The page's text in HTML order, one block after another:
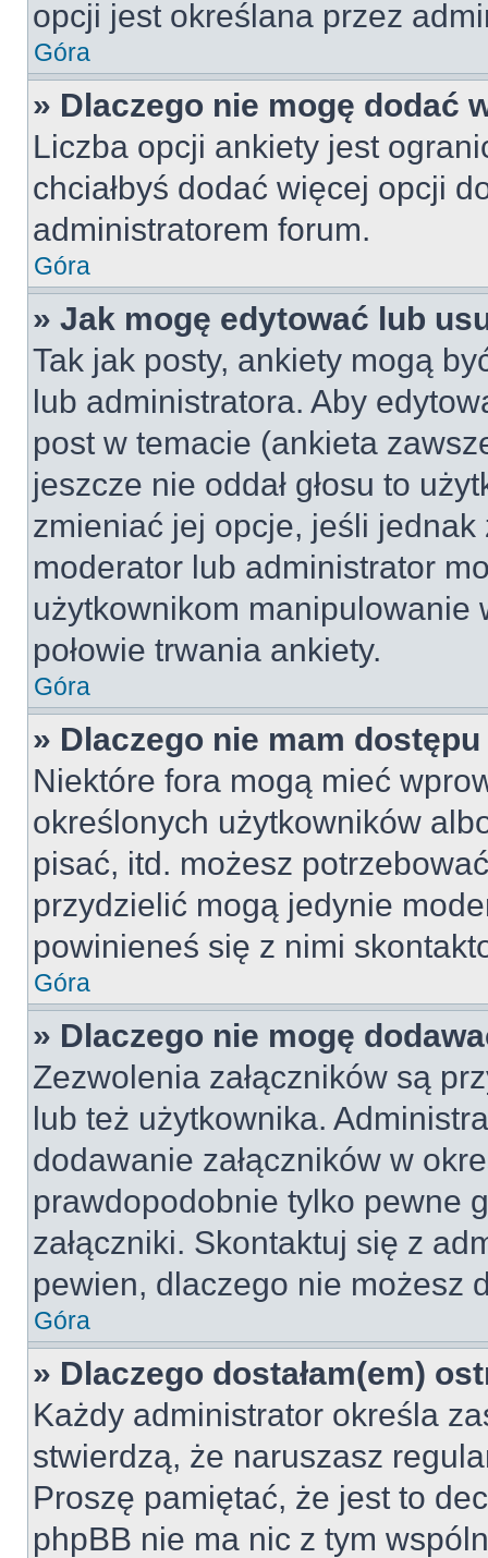
opcji jest określana przez
Góra
» Dlaczego nie mogę dodać
Liczba opcji ankiety jest
chciałbyś dodać więcej opcji
administratorem forum.
Góra
» Jak mogę edytować lub
Tak jak posty, ankiety mogą
lub administratora. Aby
post w temacie (ankieta
jeszcze nie oddał głosu to
zmieniać jej opcje, jeśli jednak
moderator lub administrator
użytkownikom manipulowanie
połowie trwania ankiety.
Góra
» Dlaczego nie mam
Niektóre fora mogą mieć
określonych użytkowników
pisać, itd. możesz
przydzielić mogą jedynie
powinieneś się z nimi
Góra
» Dlaczego nie mogę
Zezwolenia załączników są
lub też użytkownika.
dodawanie załączników w
prawdopodobnie tylko pewne
załączniki. Skontaktuj się z
pewien, dlaczego nie możesz
Góra
» Dlaczego dostałam(em)
Każdy administrator określa
stwierdzą, że naruszasz
Proszę pamiętać, że jest to
phpBB nie ma nic z tym